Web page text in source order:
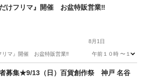
口駅 フリーマーケット アップサイクル
だけフリマ』開催 お盆特販営業‼️
8月1日
フリマ』開催 お盆特販営業‼️ 午前１０時 〜
フリーマーケット セール
募集★9/13（日）百貨創作祭 神戸 名谷